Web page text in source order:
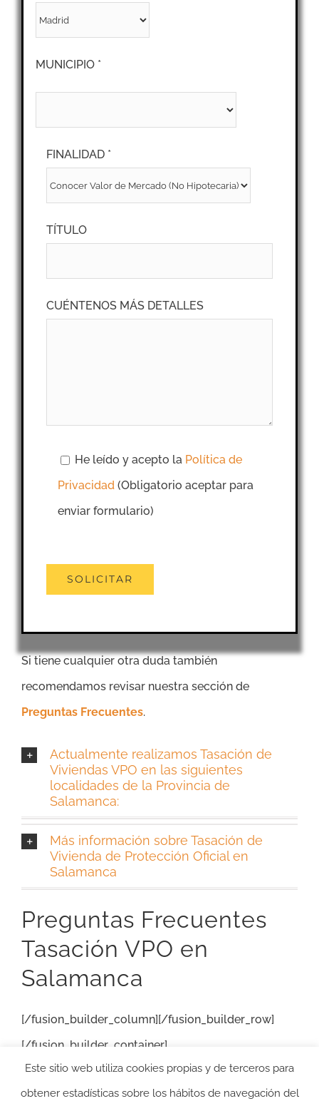
MUNICIPIO *
FINALIDAD *
TÍTULO
CUÉNTENOS MÁS DETALLES
He leído y acepto la Política de
Privacidad (Obligatorio aceptar para
enviar formulario)
Si tiene cualquier otra duda también
recomendamos revisar nuestra sección de
Preguntas Frecuentes.
Actualmente realizamos Tasación de
Viviendas VPO en las siguientes
localidades de la Provincia de
Salamanca:
Más información sobre Tasación de
Vivienda de Protección Oficial en
Salamanca
Preguntas Frecuentes
Tasación VPO en
Salamanca
[/fusion_builder_column][/fusion_builder_row]
[/fusion_builder_container]
Este sitio web utiliza cookies propias y de terceros para
obtener estadísticas sobre los hábitos de navegación del